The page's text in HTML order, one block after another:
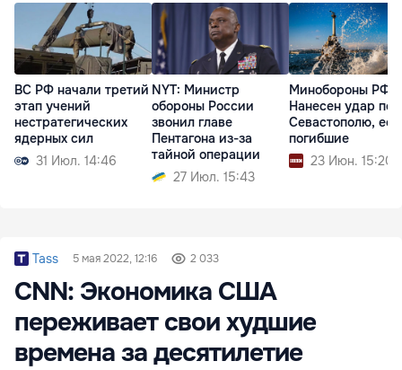
ВС РФ начали третий
этап учений
нестратегических
ядерных сил
31 Июл. 14:46
NYT: Министр
обороны России
звонил главе
Пентагона из-за
тайной операции
27 Июл. 15:43
Минобороны РФ:
Нанесен удар по
Севастополю,
погибшие
23 Июн. 15:20
Tass 5 мая 2022, 12:16 2 033
CNN: Экономика США
переживает свои худшие
времена за десятилетие